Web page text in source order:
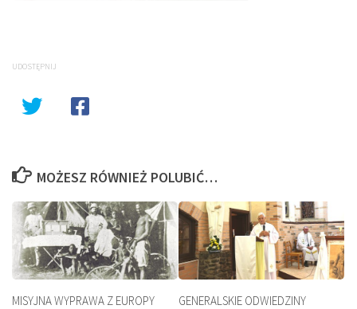
UDOSTĘPNIJ
MOŻESZ RÓWNIEŻ POLUBIĆ…
MISYJNA WYPRAWA Z EUROPY GENERALSKIE ODWIEDZINY